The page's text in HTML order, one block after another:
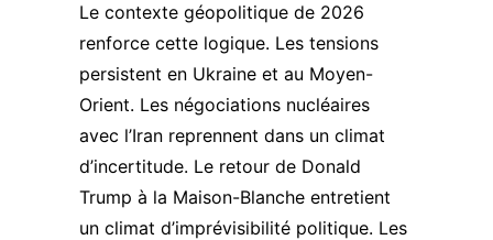
Le contexte géopolitique de 2026
renforce cette logique. Les tensions
persistent en Ukraine et au Moyen-
Orient. Les négociations nucléaires
avec l’Iran reprennent dans un climat
d’incertitude. Le retour de Donald
Trump à la Maison-Blanche entretient
un climat d’imprévisibilité politique. Les